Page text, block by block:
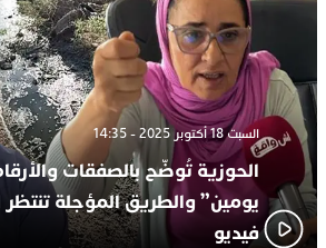
السبت 18 أكتوبر 2025 - 14:35
الحوزية تُوضّح بالصفقات
يومين” والطريق المؤجلة تنتظر
فيديو